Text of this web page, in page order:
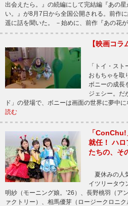
出会えたら。』の続編にして完結編『あの
い。』が8月7日から全国公開される。前作
遥に話を聞いた。 －始めに、前作『あの花
【映画コ
「トイ・ス
おもちゃを
ボニーの成長
ジェシー。だ
ド」の登場で、ボニーは画面の世界に夢中
読む
「
就任！ ハ
たちの、そ
夏休みの人
イツリータウ
明紗（モーニング娘。’26）、長野桃羽（ア
ァクトリー）、相馬優芽（ロージークロニ